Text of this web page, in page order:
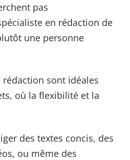
pas
en rédaction de
une personne
rédaction sont idéales
où la flexibilité et la
des textes concis, des
ou même des